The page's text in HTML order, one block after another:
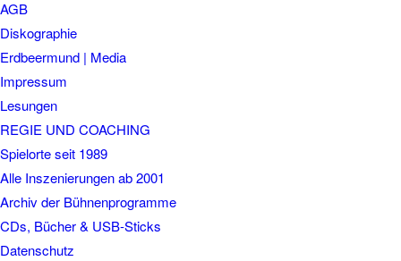
AGB
Diskographie
Erdbeermund | Media
Impressum
Lesungen
REGIE UND COACHING
Spielorte seit 1989
Alle Inszenierungen ab 2001
Archiv der Bühnenprogramme
CDs, Bücher & USB-Sticks
Datenschutz